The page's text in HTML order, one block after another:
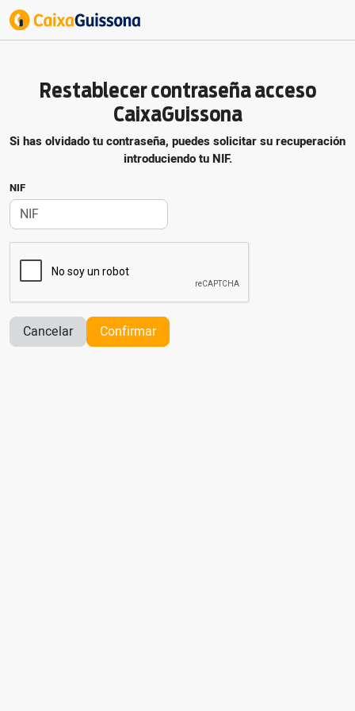
Restablecer contraseña acceso
CaixaGuissona
Si has olvidado tu contraseña, puedes solicitar su recuperación
introduciendo tu NIF.
NIF